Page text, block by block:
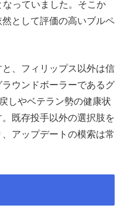
っていました。そこか
として評価の高いブルペ
、フィリップス以外は信
ウンドボーラーであるグ
しやベテラン勢の健康状
既存投手以外の選択肢を
アップデートの模索は常